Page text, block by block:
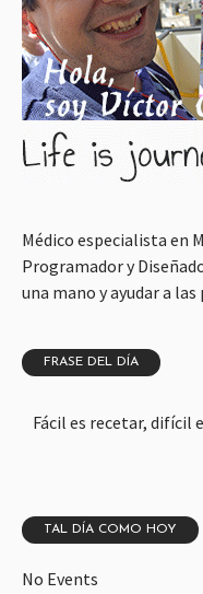
Médico especialista en
Programador y
una mano y ayudar a
FRASE DEL DÍA
Fácil es recetar, difícil
TAL DÍA COMO HOY
No Events